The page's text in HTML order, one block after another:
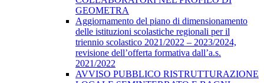
GEOMETRA
Aggiornamento del piano di dimensionamento
delle istituzioni scolastiche regionali per il
triennio scolastico 2021/2022 – 2023/2024,
revisione dell’offerta formativa dall’a.s.
2021/2022
AVVISO PUBBLICO RISTRUTTURAZIONE